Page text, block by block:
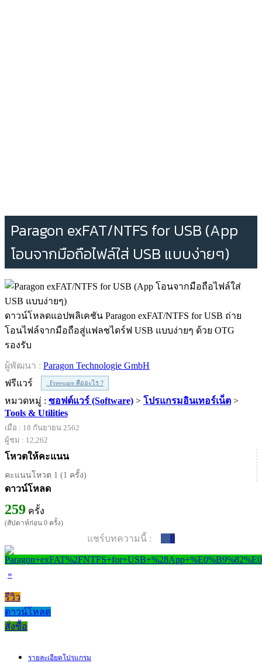
Paragon exFAT/NTFS for USB (App
โอนจากมือถือไฟล์ใส่ USB แบบง่ายๆ)
ดาวน์โหลดแอปพลิเคชัน Paragon exFAT/NTFS for USB ถ่าย
โอนไฟล์จากมือถือสู่แฟลชไดร์ฟ USB แบบง่ายๆ ด้วย OTG
รองรับ
ผู้พัฒนา : Paragon Technologie GmbH
ฟรีแวร์
Freeware คืออะไร ?
หมวดหมู่ : ซอฟต์แวร์ (Software) > โปรแกรมอินเทอร์เน็ต >
Tools & Utilities
เมื่อ : 18 กันยายน 2562
ผู้ชม : 12,262
โหวตให้คะแนน
คะแนนโหวต 1 (1 ครั้ง)
ดาวน์โหลด
259 ครั้ง
(สัปดาห์ก่อน 0 ครั้ง)
แชร์บทความนี้ : 0
»
รีวิว
ดาวน์โหลด
สั่งซื้อ
รายละเอียดโปรแกรม